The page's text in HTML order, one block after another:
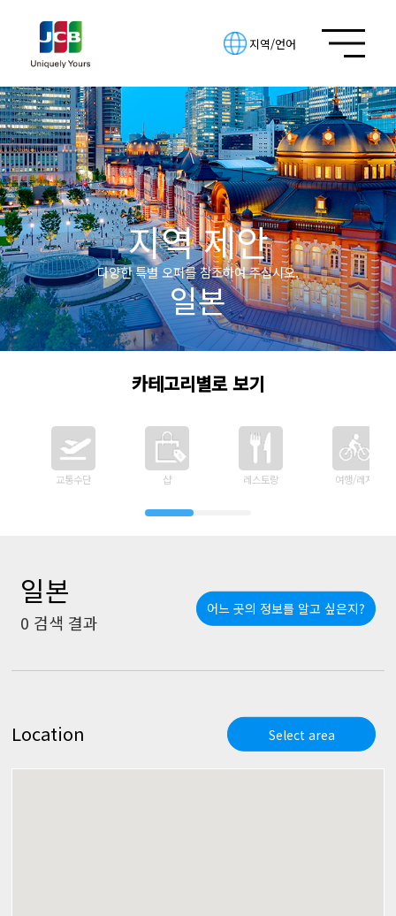
지역/언어
지역 제안
다양한 특별 오퍼를 참조하여 주십시오.
일본
카테고리별로 보기
교통수단 샵 레스토랑 여행/레저
일본
0 검색 결과
어느 곳의 정보를 알고 싶은지?
Location Select area